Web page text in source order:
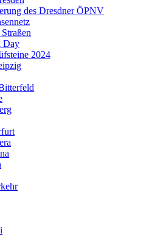
des Dresdner ÖPNV
Day
2024